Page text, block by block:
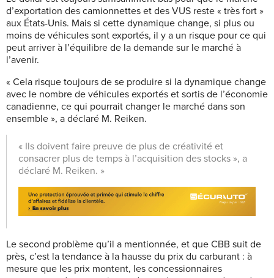
d’exportation des camionnettes et des VUS reste « très fort »
aux États-Unis. Mais si cette dynamique change, si plus ou
moins de véhicules sont exportés, il y a un risque pour ce qui
peut arriver à l’équilibre de la demande sur le marché à
l’avenir.
« Cela risque toujours de se produire si la dynamique change
avec le nombre de véhicules exportés et sortis de l’économie
canadienne, ce qui pourrait changer le marché dans son
ensemble », a déclaré M. Reiken.
« Ils doivent faire preuve de plus de créativité et
consacrer plus de temps à l’acquisition des stocks », a
déclaré M. Reiken. »
Le second problème qu’il a mentionnée, et que CBB suit de
près, c’est la tendance à la hausse du prix du carburant : à
mesure que les prix montent, les concessionnaires